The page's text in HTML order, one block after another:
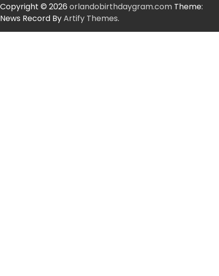
Copyright © 2026 orlandobirthdaygram.com Theme:
News Record ByArtify Themes.